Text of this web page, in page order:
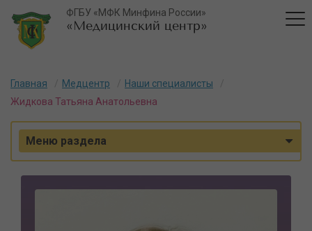
ФГБУ «МФК Минфина России»
«Медицинский центр»
Главная Медцентр
Наши специалисты
Жидкова Татьяна Анатольевна
Меню раздела